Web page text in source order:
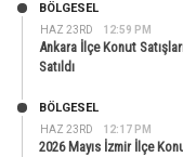
HAZ 23RD 12:59 PM
BÖLGESEL
Ankara İlçe Konut
Satıldı
HAZ 23RD 12:17 PM
BÖLGESEL
2026 Mayıs İzmir İlçe